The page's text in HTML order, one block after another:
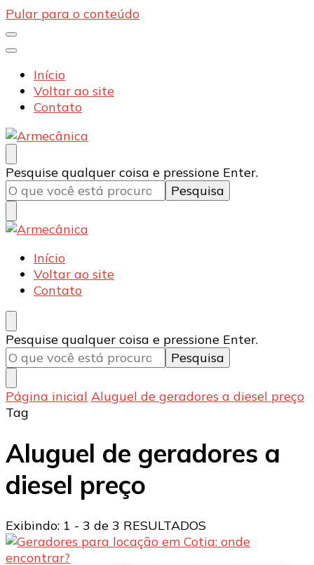
Pular para o conteúdo
Início
Voltar ao site
Contato
Armecânica
Blog
Procurando
algo?
Pesquise qualquer coisa e pressione Enter.
Armecânica
Blog
Início
Voltar ao site
Contato
Procurando
algo?
Pesquise qualquer coisa e pressione Enter.
Página inicial Aluguel de geradores a diesel preço
Tag
Aluguel de geradores a
diesel preço
Exibindo: 1 - 3 de 3 RESULTADOS